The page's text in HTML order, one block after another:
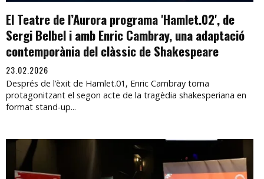
El Teatre de l’Aurora programa 'Hamlet.02', de
Sergi Belbel i amb Enric Cambray, una adaptació
contemporània del clàssic de Shakespeare
23.02.2026
Després de l’èxit de Hamlet.01, Enric Cambray torna
protagonitzant el segon acte de la tragèdia shakesperiana en
format stand-up...